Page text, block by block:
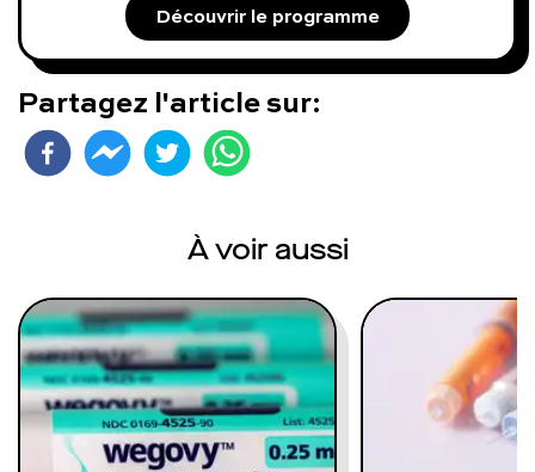
Découvrir le programme
Partagez l'article sur:
À voir aussi